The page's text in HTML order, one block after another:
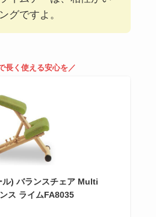
グですよ。
長く使える安心を／
ル) バランスチェア Multi
ス ライムFA8035